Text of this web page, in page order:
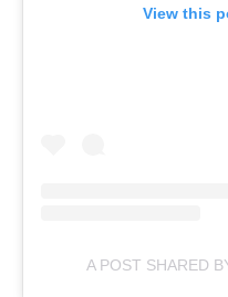
View this
A POST SHARED